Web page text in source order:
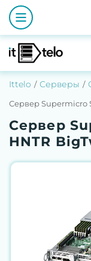
Ittelo Серверы
Сервер Supermicro
Сервер
HNTR